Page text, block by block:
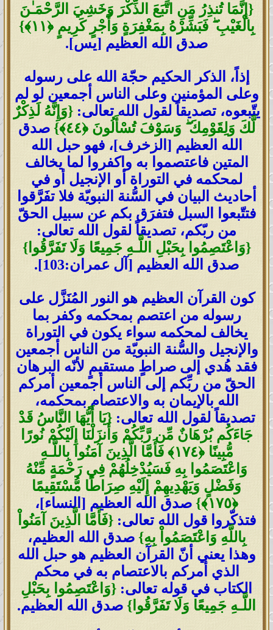
{ إِنَّمَا تُنذِرُ مَنِ اتَّبَعَ الذِّكْرَ وَخَشِيَ الرَّحْمَـٰنَ
بِالْغَيْبِۖ فَبَشِّرْهُ بِمَغْفِرَةٍ وَأَجْرٍ كَرِيمٍ﴿١١﴾}
صدق الله العظيم [يس].
إذاً، الذكر الحكيم حجّة الله على رسوله
وعلى المؤمنين وعلى الناس أجمعين لو لم
يتّبعوه، تصديقاً لقول الله تعالى:{وَإِنَّهُ لَذِكْرٌ
لَّكَ وَلِقَوْمِكَۖ وَسَوْفَ تُسْأَلُونَ﴿٤٤﴾} صدق
الله العظيم [الزخرف]، فهو حبل الله
المتين فاعتصموا به واكفروا لما يخالف
لمحكمه في التوراة أو الإنجيل أو في
أحاديث البيان في السُّنة النبويّة فلا تفَرَّقوا
فتتّبعوا السبل فتفرَق بكم عن سبيل الحقّ
من ربّكم، تصديقاً لقول الله تعالى:
{وَاعْتَصِمُوا بِحَبْلِ اللَّـهِ جَمِيعًا وَلَا تَفَرَّقُوا}
صدق الله العظيم [آل عمران:103].
كون القرآن العظيم هو النور المُنَزَّل على
رسوله من اعتصم بمحكمه وكفر بما
يخالف لمحكمه سواء يكون في التوراة
والإنجيل والسُّنة النبويّة من الناس أجمعين
فقد هُدي إلى صراطٍ مستقيمٍ لأنّه البرهان
الحقّ من ربِّكم إلى الناس أجمعين أمركم
الله بالإيمان به والاعتصام بمحكمه،
تصديقاً لقول الله تعالى:{يَا أَيُّهَا النَّاسُ قَدْ
جَاءَكُم بُرْهَانٌ مِّن رَّبِّكُمْ وَأَنزَلْنَا إِلَيْكُمْ نُورًا
مُّبِينًا﴿١٧٤﴾فَأَمَّا الَّذِينَ آمَنُوا بِاللَّـهِ
وَاعْتَصَمُوا بِهِ فَسَيُدْخِلُهُمْ فِي رَحْمَةٍ مِّنْهُ
وَفَضْلٍ وَيَهْدِيهِمْ إِلَيْهِ صِرَاطًا مُّسْتَقِيمًا
﴿١٧٥﴾} صدق الله العظيم [النساء]،
فتذكّروا قول الله تعالى:{فَأَمَّا الَّذِينَ آمَنُواْ
بِاللَّهِ وَاعْتَصَمُواْ بِهِ} صدق الله العظيم،
وهذا يعني أنّ القرآن العظيم هو حبل الله
الذي أمركم بالاعتصام به في محكم
الكتاب في قوله تعالى: {وَاعْتَصِمُوا بِحَبْلِ
اللَّـهِ جَمِيعًا وَلَا تَفَرَّقُوا } صدق الله العظيم.